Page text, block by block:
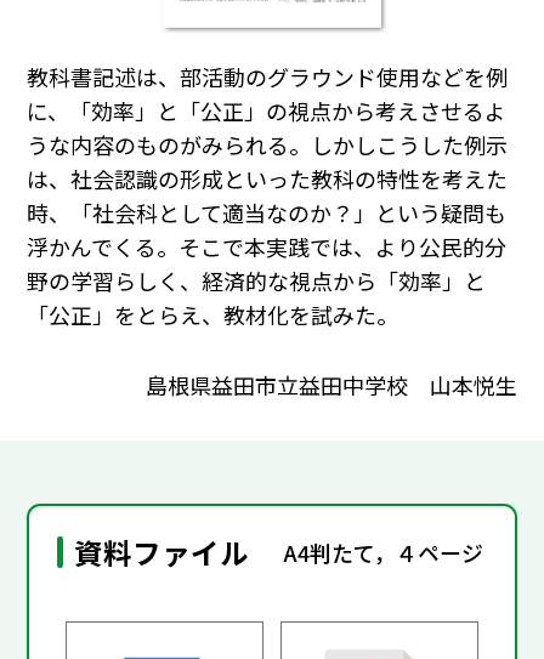
教科書記述は、部活動のグラウンド使用などを例
に、「効率」と「公正」の視点から考えさせるよ
うな内容のものがみられる。しかしこうした例示
は、社会認識の形成といった教科の特性を考えた
時、「社会科として適当なのか？」という疑問も
浮かんでくる。そこで本実践では、より公民的分
野の学習らしく、経済的な視点から「効率」と
「公正」をとらえ、教材化を試みた。
島根県益田市立益田中学校 山本悦生
資料ファイル A4判たて，４ページ